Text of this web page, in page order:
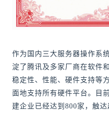
作为国内三大服务器操作系
淀了腾讯及多家厂商在软件
稳定性、性能、硬件支持等
面地支持所有硬件平台。目
建企业已经达到800家，触